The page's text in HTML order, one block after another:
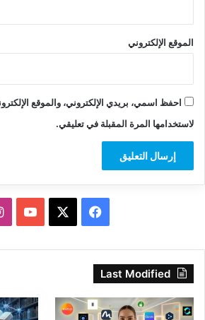
الموقع الإلكتروني
احفظ اسمي، بريدي الإلكتروني، والموقع
لاستخدامها المرة المقبلة في تعليقي.
فيسبوك
Last Modified